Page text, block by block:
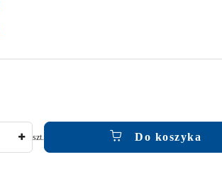
szt. Do koszyka